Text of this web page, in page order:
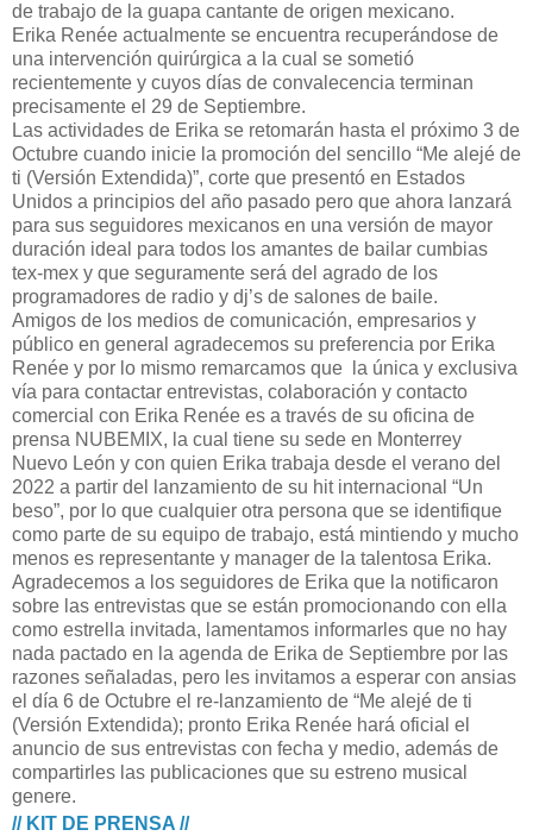
de trabajo de la guapa cantante de origen mexicano.
Erika Renée actualmente se encuentra recuperándose de
una intervención quirúrgica a la cual se sometió
recientemente y cuyos días de convalecencia terminan
precisamente el 29 de Septiembre.
Las actividades de Erika se retomarán hasta el próximo 3 de
Octubre cuando inicie la promoción del sencillo “Me alejé de
ti (Versión Extendida)”, corte que presentó en Estados
Unidos a principios del año pasado pero que ahora lanzará
para sus seguidores mexicanos en una versión de mayor
duración ideal para todos los amantes de bailar cumbias
tex-mex y que seguramente será del agrado de los
programadores de radio y dj’s de salones de baile.
Amigos de los medios de comunicación, empresarios y
público en general agradecemos su preferencia por Erika
Renée y por lo mismo remarcamos que la única y exclusiva
vía para contactar entrevistas, colaboración y contacto
comercial con Erika Renée es a través de su oficina de
prensa NUBEMIX, la cual tiene su sede en Monterrey
Nuevo León y con quien Erika trabaja desde el verano del
2022 a partir del lanzamiento de su hit internacional “Un
beso”, por lo que cualquier otra persona que se identifique
como parte de su equipo de trabajo, está mintiendo y mucho
menos es representante y manager de la talentosa Erika.
Agradecemos a los seguidores de Erika que la notificaron
sobre las entrevistas que se están promocionando con ella
como estrella invitada, lamentamos informarles que no hay
nada pactado en la agenda de Erika de Septiembre por las
razones señaladas, pero les invitamos a esperar con ansias
el día 6 de Octubre el re-lanzamiento de “Me alejé de ti
(Versión Extendida); pronto Erika Renée hará oficial el
anuncio de sus entrevistas con fecha y medio, además de
compartirles las publicaciones que su estreno musical
genere.
// KIT DE PRENSA //